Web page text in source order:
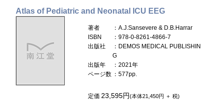
Atlas of Pediatric and Neonatal ICU EEG
著者
：A.J.Sansevere & D.B.Harrar
ISBN
：978-0-8261-4866-7
出版社
：DEMOS MEDICAL PUBLISHIN
G
出版年
：2021年
ページ数 ：577pp.
定価23,595円(本体21,450円 ＋ 税)